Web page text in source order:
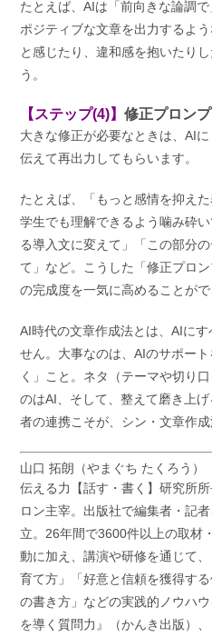
たとえば、AIは「前向きな論調
ポジティブな文章を出力するよ
と感じたり、違和感を抱いたり
う。
【ステップ(4)】 修正プロン
大きな修正が必要なときは、AI
伝えて再出力してもらいます。
たとえば、「もっと感情を抑え
学生でも理解できるよう噛み砕
る導入文に変えて」「この部分
て」など。こうした「修正プロ
の完成度を一気に高めることがで
AI時代の文章作成法とは、AIに
せん。大事なのは、AIのサポー
く」こと。ネタ（テーマや切り
のはAI、そして、整えて磨き上
者の連携こそが、シン・文章作成
山口 拓朗（やまぐち たくろう）
伝える力【話す・書く】研究所
ロン主宰。出版社で編集者・記
立。26年間で3600件以上の取材
動に加え、講演や研修を通じて
育て方」「好意と信頼を獲得す
の書き方」などの実践的ノウハ
を導く質問力』（かんき出版）